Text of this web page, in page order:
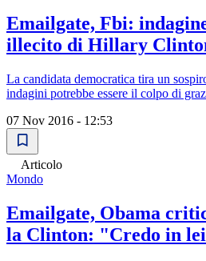
Emailgate, Fbi:
illecito di Hillary
La candidata democratica tira un
indagini potrebbe essere il colpo di
07 Nov 2016 - 12:53
Articolo
Mondo
Emailgate, Obama
la Clinton: "Credo in